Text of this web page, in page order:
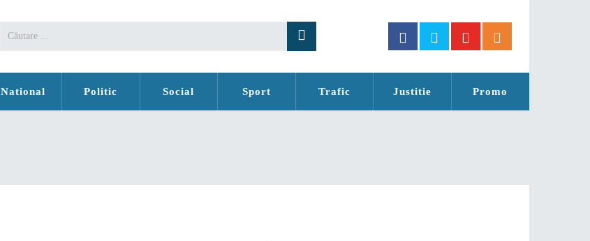
National Politic Social Sport Trafic Justitie Promo